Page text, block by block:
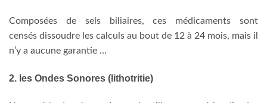
Composées de sels biliaires, ces médicaments sont
censés dissoudre les calculs au bout de 12 à 24 mois, mais il
n’y a aucune garantie …
2. les Ondes Sonores (lithotritie)